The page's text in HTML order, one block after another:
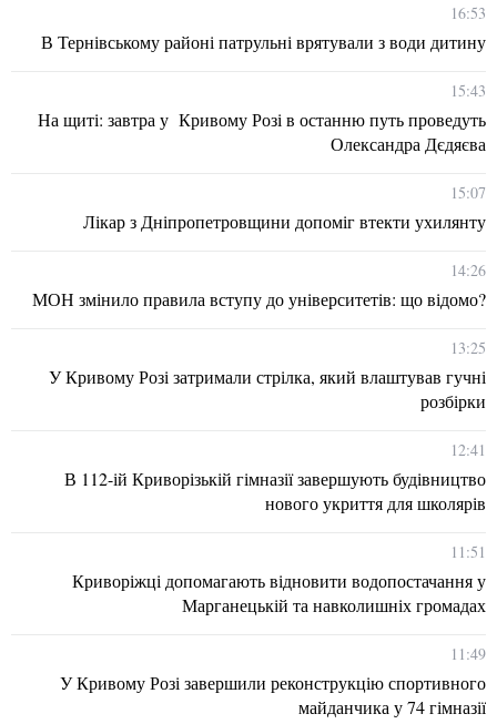
16:53
В Тернівському районі патрульні врятували з води дитину
15:43
На щиті: завтра у Кривому Розі в останню путь проведуть
Олександра Дєдяєва
15:07
Лікар з Дніпропетровщини допоміг втекти ухилянту
14:26
МОН змінило правила вступу до університетів: що відомо?
13:25
У Кривому Розі затримали стрілка, який влаштував гучні
розбірки
12:41
В 112-ій Криворізькій гімназії завершують будівництво
нового укриття для школярів
11:51
Криворіжці допомагають відновити водопостачання у
Марганецькій та навколишніх громадах
11:49
У Кривому Розі завершили реконструкцію спортивного
майданчика у 74 гімназії